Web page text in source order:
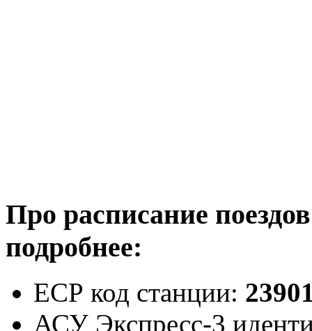
Про расписание
подробнее:
ЕСР код станции:
АСУ Экспресс-3